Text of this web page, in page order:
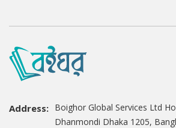
Address: Boighor Global Services Ltd
Dhanmondi Dhaka 1205,